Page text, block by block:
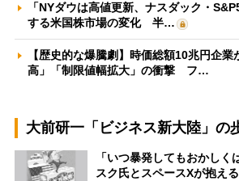
「NYダウは高値更新、ナスダック・
する米国株市場の変化 半…
【歴史的な爆騰劇】時価総額10兆円企
高」「制限値幅拡大」の衝撃 フ…
大前研一「ビジネス新大陸」の
「いつ暴発してもおかし
スク氏とスペースXが抱え